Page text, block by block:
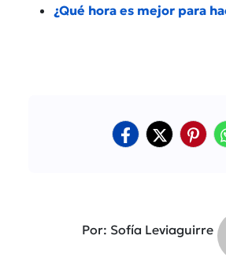
¿Qué hora es mejor para
Por: Sofía Leviaguirre